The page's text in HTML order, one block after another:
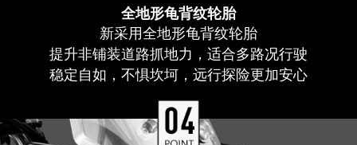
全地形龟背纹轮胎
新采用全地形龟背纹轮胎
提升非铺装道路抓地力，适合多路况行驶
稳定自如，不惧坎坷，远行探险更加安心